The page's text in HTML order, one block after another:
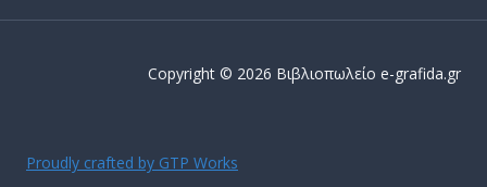
Copyright © 2026 Βιβλιοπωλείο e-grafida.gr
Proudly crafted by GTP Works